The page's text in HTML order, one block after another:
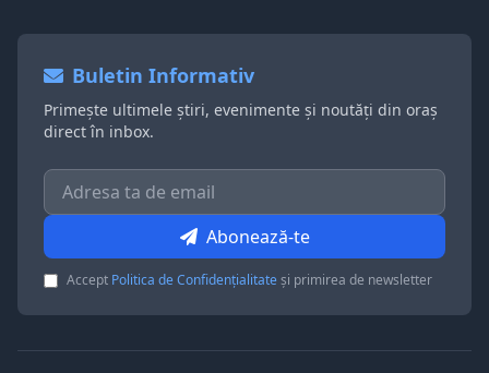
Buletin Informativ
Primește ultimele știri, evenimente și noutăți din oraș
direct în inbox.
Abonează-te
Accept Politica de Confidențialitateși primirea de newsletter